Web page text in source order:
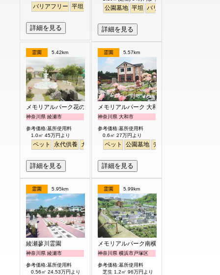
バリアフリー 平坦 駅から徒歩
詳細を見る
公園墓地 平坦 バリアフリー
詳細を見る
霊園 5.42km
メモリアルパーク花の郷聖地 相模大塚
神奈川県 綾瀬市
参考価格:墓所使用料
1.0㎡ 45万円より
ペット 永代供養 ガーデニング 駅から徒歩
詳細を見る
霊園 5.57km
メモリアルパーク 大和墓苑 ふれあいの郷
神奈川県 大和市
参考価格:墓所使用料
0.6㎡ 27万円より
ペット 公園墓地 テラス
詳細を見る
霊園 5.95km
綾瀬蓼川霊園
神奈川県 綾瀬市
参考価格:墓所使用料
0.56㎡ 24.53万円より
霊園 5.99km
メモリアルパーク南横浜
神奈川県 横浜市戸塚区
参考価格:墓所使用料
芝生 1.2㎡ 96万円より